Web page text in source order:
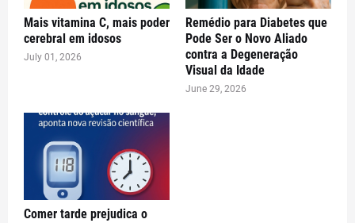
Mais vitamina C, mais poder
cerebral em idosos
July 01, 2026
Remédio para Diabetes que
Pode Ser o Novo Aliado
contra a Degeneração
Visual da Idade
June 29, 2026
Comer tarde prejudica o